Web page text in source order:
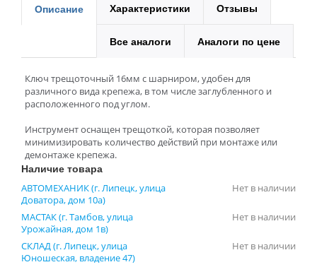
Описание Характеристики Отзывы
Все аналоги Аналоги по цене
Ключ трещоточный 16мм с шарниром, удобен для
различного вида крепежа, в том числе заглубленного и
расположенного под углом.
Инструмент оснащен трещоткой, которая позволяет
минимизировать количество действий при монтаже или
демонтаже крепежа.
Наличие товара
АВТОМЕХАНИК (г. Липецк, улица
Доватора, дом 10а)
Нет в наличии
МАСТАК (г. Тамбов, улица
Урожайная, дом 1в)
Нет в наличии
СКЛАД (г. Липецк, улица
Юношеская, владение 47)
Нет в наличии